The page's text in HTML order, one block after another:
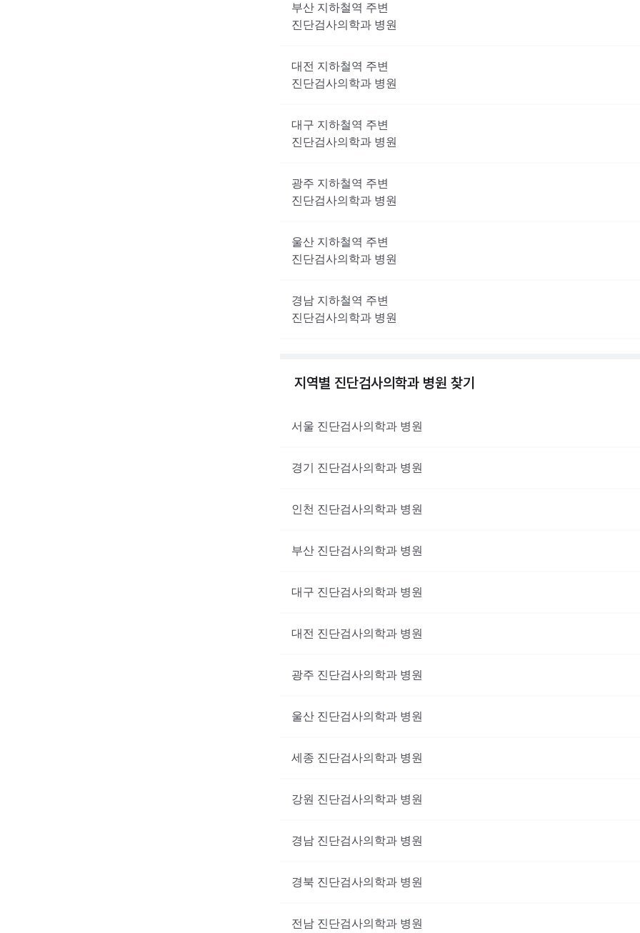
부산 지하철역 주변
진단검사의학과 병원
대전 지하철역 주변
진단검사의학과 병원
대구 지하철역 주변
진단검사의학과 병원
광주 지하철역 주변
진단검사의학과 병원
울산 지하철역 주변
진단검사의학과 병원
경남 지하철역 주변
진단검사의학과 병원
지역별 진단검사의학과 병원 찾기
서울 진단검사의학과 병원
경기 진단검사의학과 병원
인천 진단검사의학과 병원
부산 진단검사의학과 병원
대구 진단검사의학과 병원
대전 진단검사의학과 병원
광주 진단검사의학과 병원
울산 진단검사의학과 병원
세종 진단검사의학과 병원
강원 진단검사의학과 병원
경남 진단검사의학과 병원
경북 진단검사의학과 병원
전남 진단검사의학과 병원